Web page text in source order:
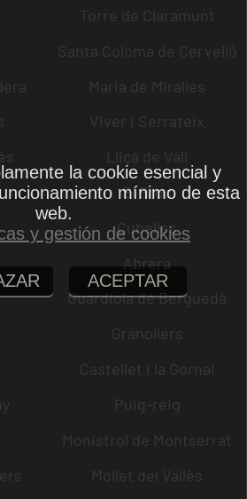
Torre de Claramunt
Santa Coloma de Cervelló
Maria de Miralles
Viver i Serrateix
Lliçà de Vall
El Bruc
Cubelles
Abrera
Guardiola de Berguedà
Granollers
Castellet i la Gornal
Puig-reig
Monistrol de Montserrat
Mollet del Vallès
la cookie esencial y
mínimo de esta
web.
y gestión de cookies
ACEPTAR